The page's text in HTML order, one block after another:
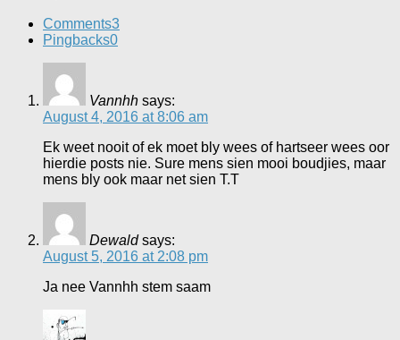
Comments3
Pingbacks0
Vannhh says:
August 4, 2016 at 8:06 am
Ek weet nooit of ek moet bly wees of hartseer wees oor
hierdie posts nie. Sure mens sien mooi boudjies, maar
mens bly ook maar net sien T.T
Dewald says:
August 5, 2016 at 2:08 pm
Ja nee Vannhh stem saam